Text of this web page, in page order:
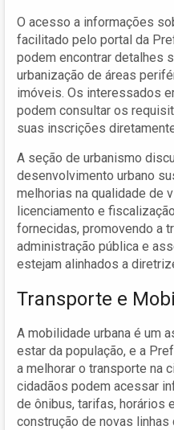
O acesso a informações
facilitado pelo portal da
podem encontrar detalhes
urbanização de áreas
imóveis. Os interessados
podem consultar os
suas inscrições
A seção de urbanismo
desenvolvimento urbano
melhorias na qualidade de
licenciamento e
fornecidas, promovendo a
administração pública e
estejam alinhados a
Transporte e
A mobilidade urbana é um
estar da população, e a
a melhorar o transporte na
cidadãos podem acessar
de ônibus, tarifas, horários
construção de novas